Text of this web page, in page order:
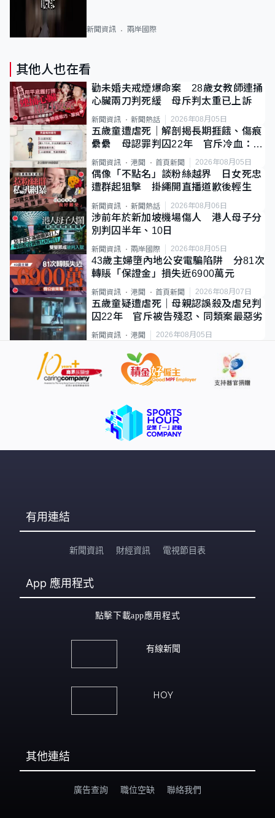
新聞資訊 兩岸國際
其他人也在看
勸未婚夫戒煙爆命案 28歲女教師連捅
心臟兩刀判死緩 母斥判太重已上訴
新聞資訊 新聞熱話 2026年08月05日
五歲童遭虐死｜解剖揭長期捱餓、傷痕
纍纍 母認罪判囚22年 官斥冷血：同
類案最惡劣
新聞資訊 港聞 首頁新聞 2026年08月05日
偶像「不點名」談粉絲越界 日女死忠
遭群起狙擊 掛繩開直播道歉後輕生
新聞資訊 新聞熱話 2026年08月06日
涉前年於新加坡機場傷人 港人母子分
別判囚半年、10日
新聞資訊 兩岸國際 2026年08月05日
43歲主婦墮內地公安電騙陷阱 分81次
轉賬「保證金」損失近6900萬元
新聞資訊 港聞 首頁新聞 2026年08月07日
五歲童疑遭虐死｜母親認誤殺及虐兒判
囚22年 官斥被告殘忍、同類案最惡劣
新聞資訊 港聞 2026年08月05日
有用連結
新聞資訊 財經資訊 電視節目表
App 應用程式
點擊下載app應用程式
有線新聞
HOY
其他連結
廣告查詢 職位空缺 聯絡我們